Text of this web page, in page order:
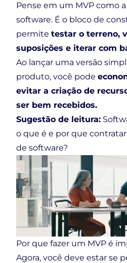
Pense em um MVP como
software. É o bloco de
permite testar o terreno,
suposições e iterar com
Ao lançar uma versão
produto, você pode
evitar a criação de
ser bem recebidos.
Sugestão de leitura:
o que é e por que
de software?
Por que fazer um MVP é
Agora, você deve estar se